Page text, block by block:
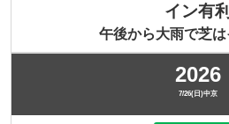
イン有利
午後から大雨で芝
2026
7/26(日)中京